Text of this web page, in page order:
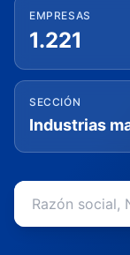
EMPRESAS
1.221
SECCIÓN